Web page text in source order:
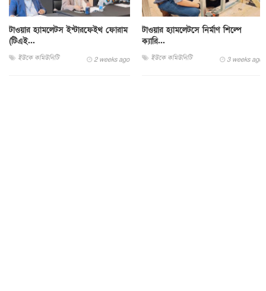
টাওয়ার হ্যামলেটস ইন্টারফেইথ ফোরাম
(টিএই...
ইউকে কমিউনিটি 2 weeks ago
টাওয়ার হ্যামলেটসে নির্মাণ শিল্পে
ক্যারি...
ইউকে কমিউনিটি 3 weeks ago